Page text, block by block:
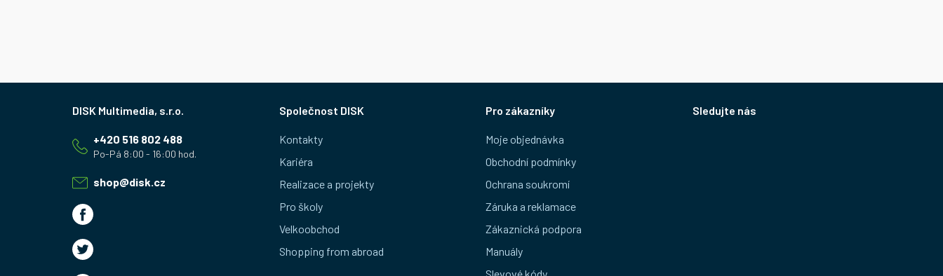
shop@disk.cz
+420 516 802 488
Společnost DISK
Kontakty
Kariéra
Realizace a projekty
Pro školy
Velkoobchod
Shopping from abroad
Pro zákazníky
Moje objednávka
Obchodní podmínky
Ochrana soukromí
Záruka a reklamace
Zákaznická podpora
Manuály
Sledujte nás